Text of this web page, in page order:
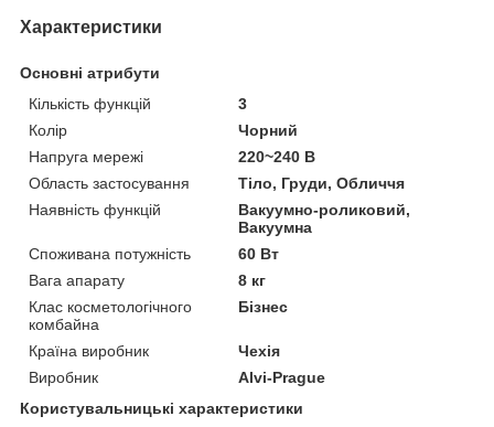
Характеристики
Основні атрибути
Кількість функцій
3
Колір
Чорний
Напруга мережі
220~240 В
Область застосування
Тіло, Груди, Обличчя
Наявність функцій
Вакуумно-роликовий,
Вакуумна
Споживана потужність
60 Вт
Вага апарату
8 кг
Клас косметологічного
комбайна
Бізнес
Країна виробник
Чехія
Виробник
Alvi-Prague
Користувальницькі характеристики